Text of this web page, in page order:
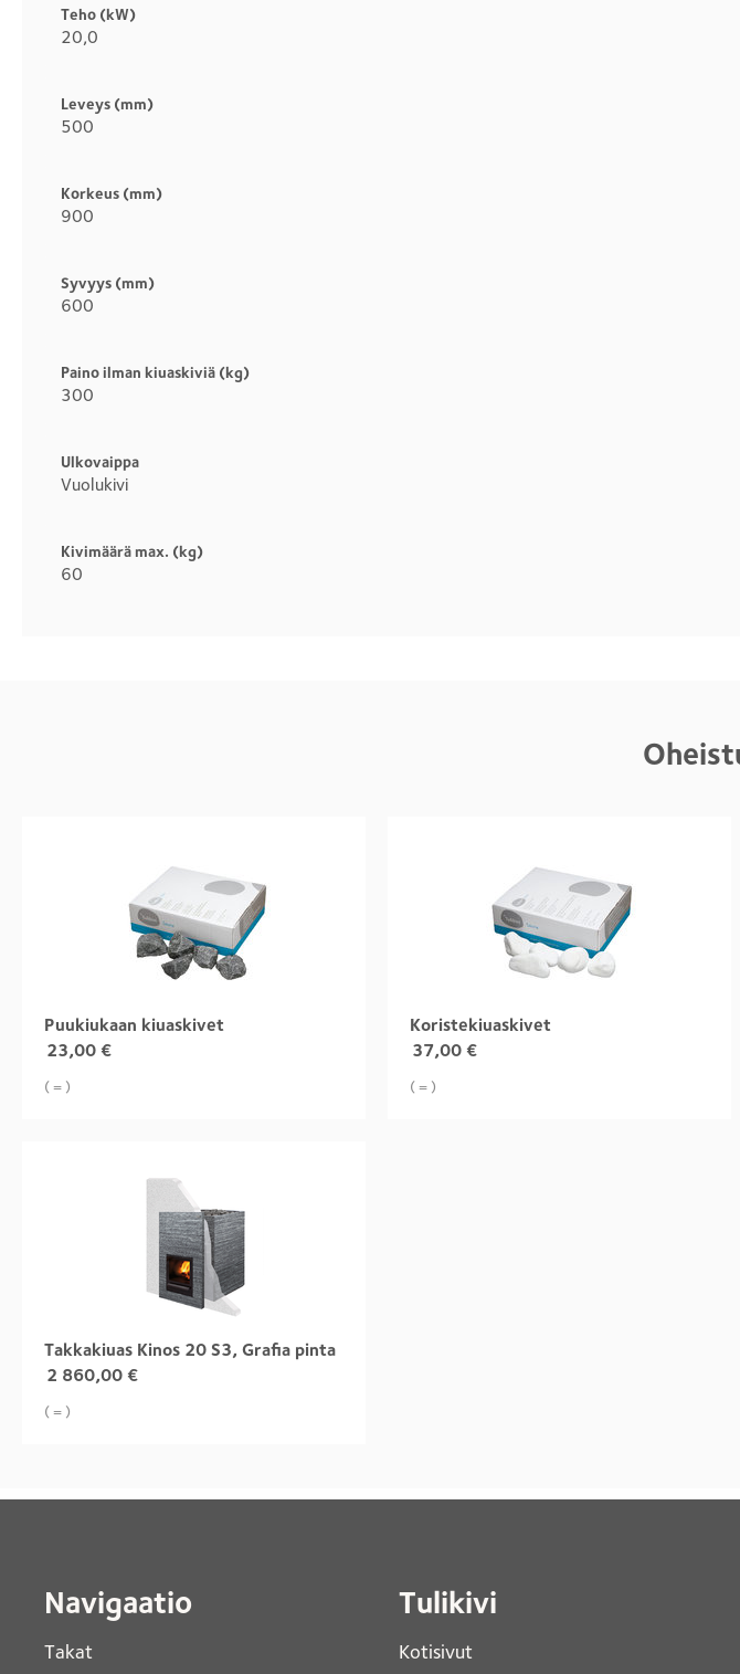
Teho (kW)
20,0
Leveys (mm)
500
Korkeus (mm)
900
Syvyys (mm)
600
Paino ilman kiuaskiviä (kg)
300
Ulkovaippa
Vuolukivi
Kivimäärä max. (kg)
60
Puukiukaan kiuaskivet
23,00 €
( = )
Koristekiuaskivet
37,00 €
( = )
Takkakiuas Kinos 20 S3, Grafia pinta
2 860,00 €
( = )
Navigaatio
Takat
Tulikivi
Kotisivut